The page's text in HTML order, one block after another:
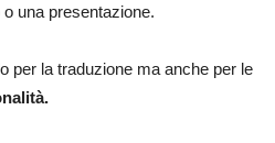
una presentazione.
per la traduzione ma anche per le